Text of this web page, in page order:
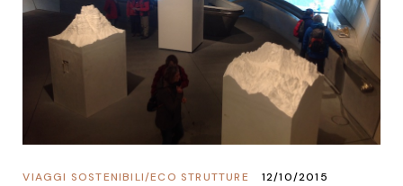
ECO STRUTTURE
/
VIAGGI SOSTENIBILI 12/10/2015